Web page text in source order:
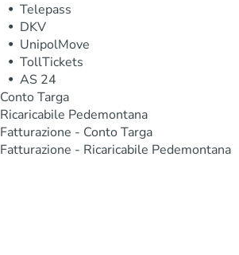
Telepass
DKV
UnipolMove
TollTickets
AS 24
Conto Targa
Ricaricabile Pedemontana
Fatturazione - Conto Targa
Fatturazione - Ricaricabile Pedemontana